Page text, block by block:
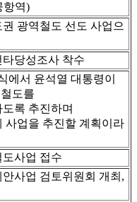
항역)
광역철도 선도 사업으
당성조사 착수
에서 윤석열 대통령이
도를
록 추진하며
사업을 추진할 계획이라
사업 접수
사업 검토위원회 개최,